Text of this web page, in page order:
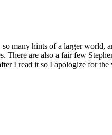
many hints of a larger
are also a fair few
I read it so I apologize for the